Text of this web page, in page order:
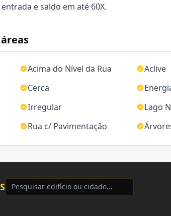
Acima do Nível da Rua
Aclive
Cerca
Irregular
Lago
Rua c/ Pavimentação
e saldo em até 60X.